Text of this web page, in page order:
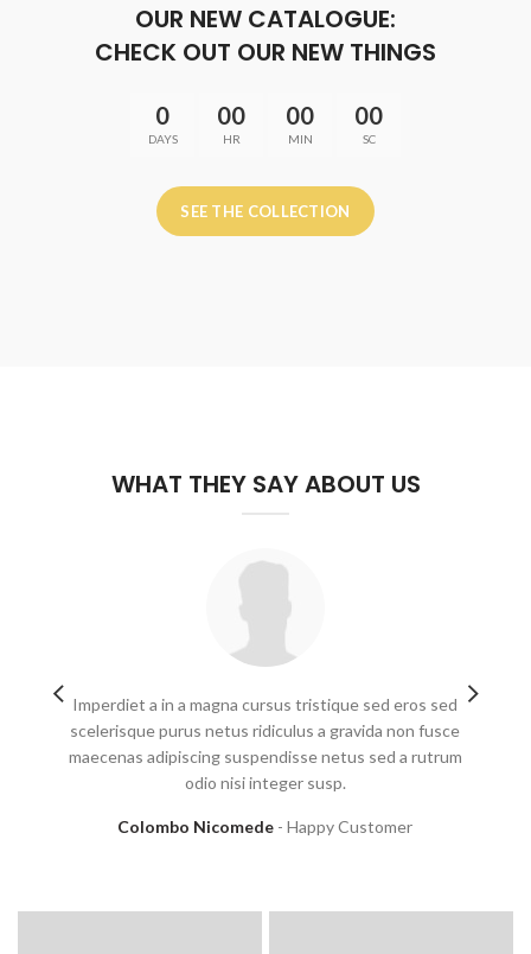
OUR NEW CATALOGUE:
CHECK OUT OUR NEW THINGS
0
DAYS
00
HR
00
MIN
00
SC
SEE THE COLLECTION
WHAT THEY SAY ABOUT US
Imperdiet a in a magna cursus tristique sed eros sed
scelerisque purus netus ridiculus a gravida non fusce
maecenas adipiscing suspendisse netus sed a rutrum
odio nisi integer susp.
Colombo Nicomede Happy Customer